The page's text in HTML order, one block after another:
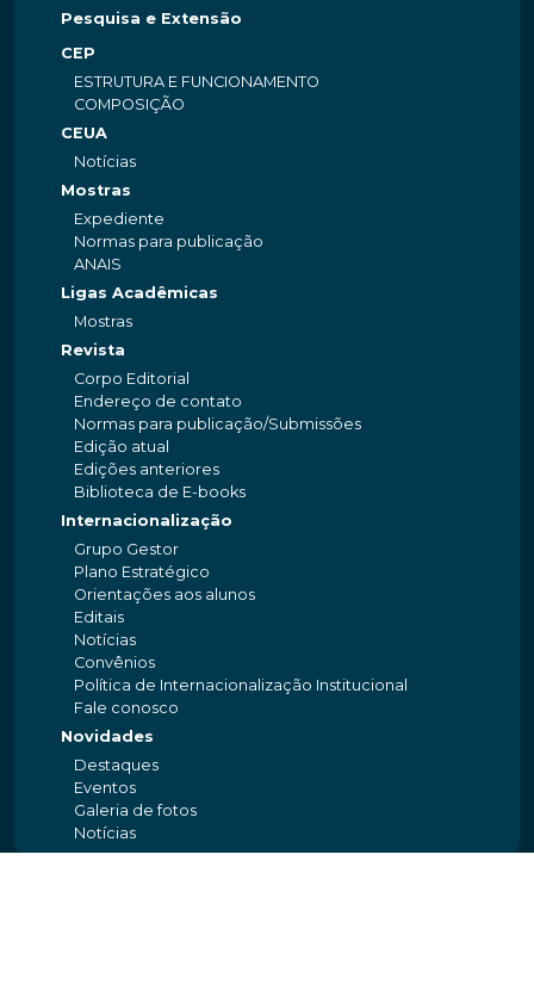
Pesquisa e Extensão
CEP
ESTRUTURA E FUNCIONAMENTO
COMPOSIÇÃO
CEUA
Notícias
Mostras
Expediente
Normas para publicação
ANAIS
Ligas Acadêmicas
Mostras
Revista
Corpo Editorial
Endereço de contato
Normas para publicação/Submissões
Edição atual
Edições anteriores
Biblioteca de E-books
Internacionalização
Grupo Gestor
Plano Estratégico
Orientações aos alunos
Editais
Notícias
Convênios
Política de Internacionalização Institucional
Fale conosco
Novidades
Destaques
Eventos
Galeria de fotos
Notícias